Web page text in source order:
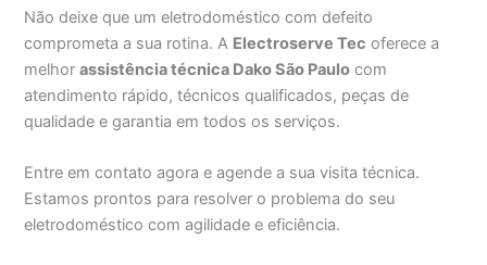
Não deixe que um eletrodoméstico com defeito
comprometa a sua rotina. A Electroserve Tec oferece a
melhorassistência técnica Dako São Paulo com
atendimento rápido, técnicos qualificados, peças de
qualidade e garantia em todos os serviços.
Entre em contato agora e agende a sua visita técnica.
Estamos prontos para resolver o problema do seu
eletrodoméstico com agilidade e eficiência.